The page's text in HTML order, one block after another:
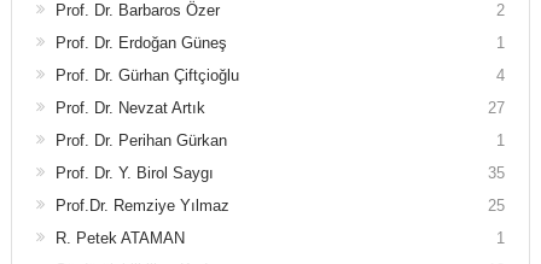
Prof. Dr. Barbaros Özer
2
Prof. Dr. Erdoğan Güneş
1
Prof. Dr. Gürhan Çiftçioğlu
4
Prof. Dr. Nevzat Artık
27
Prof. Dr. Perihan Gürkan
1
Prof. Dr. Y. Birol Saygı
35
Prof.Dr. Remziye Yılmaz
25
R. Petek ATAMAN
1